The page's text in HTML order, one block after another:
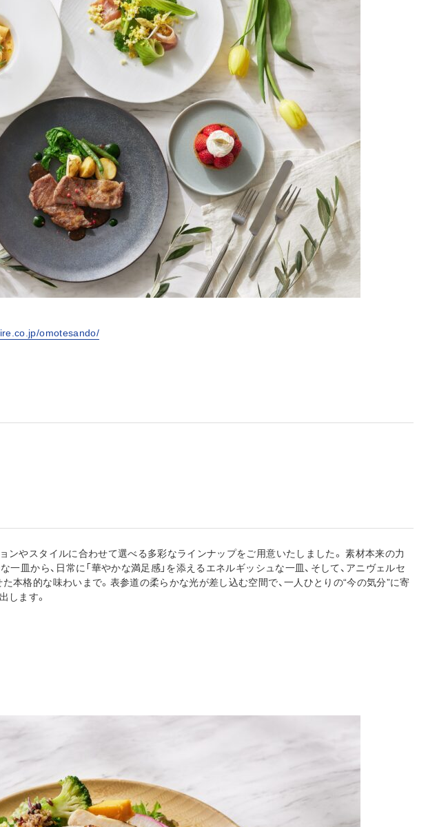
omotesando/
ンやスタイルに合わせて選べる多彩なラインナップをご用意いたしました。 素材本来の力
一皿から、日常に「華やかな満足感」を添えるエネルギッシュな一皿、そして、アニヴェルセ
本格的な味わいまで。表参道の柔らかな光が差し込む空間で、一人ひとりの“今の気分”に寄
します。